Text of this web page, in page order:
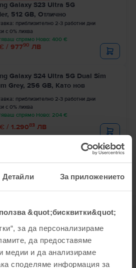
Детайли За приложението
&quot;бисквитки&quot;
за да персонализираме
да предоставяме
медии и да анализираме
споделяме информация за
Galaxy S23 Ultra 5G
512 GB, Отлично
приблизително 2-3 работни дни
с 0% лихва
спрямо Ново: 400 €
/ 97790 ЛВ
Galaxy S24 Ultra 5G Dual Sim
Grey, 256 GB, Като нов
приблизително 2-3 работни дни
с 0% лихва
спрямо Ново: 204 €
€ / 1.29083 ЛВ
Galaxy S25 Ultra 5G Dual Sim, Titanium